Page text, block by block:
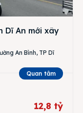
Dĩ An mới xây
An Bình, TP Dĩ
Quan tâm
12,8 tỷ